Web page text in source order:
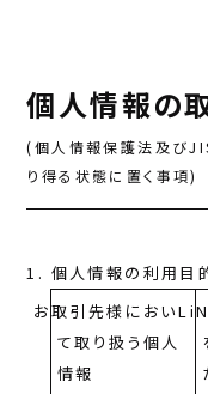
個人情報の
(個人情報保護法及び
り得る状態に置く事項)
個人情報の利用目
お取引先様におい
て取り扱う個人
情報